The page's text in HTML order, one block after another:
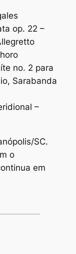
op. 22 –
no. 2 para
Sarabanda
–
SC.
o
em